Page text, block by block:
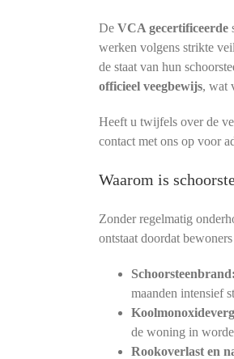
De VCA gecertificeerde
werken volgens strikte
de staat van hun
officieel veegbewijs, wat
Heeft u twijfels over de
contact met ons op voor
Waarom is
Zonder regelmatig
ontstaat doordat
Schoorsteenbrand:
maanden intensief
de woning in
Rookoverlast en